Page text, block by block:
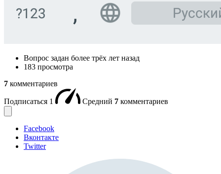
Вопрос задан более трёх лет назад
183 просмотра
7 комментариев
Подписаться 1 Средний 7 комментариев
Facebook
Вконтакте
Twitter